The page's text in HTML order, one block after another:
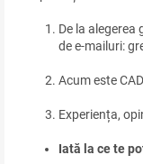
De la
de e-mailuri:
Acum este
Experiența,
Iată la ce te